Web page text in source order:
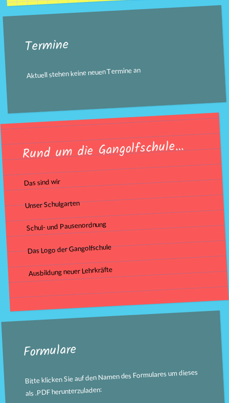
Termine
Aktuell stehen keine neuen Termine an
Rund um die Gangolfschule…
Das sind wir
Unser Schulgarten
Schul- und Pausenordnung
Das Logo der Gangolfschule
Ausbildung neuer Lehrkräfte
Formulare
Bitte klicken Sie auf den Namen des Formulares um dieses
als .PDF herunterzuladen: